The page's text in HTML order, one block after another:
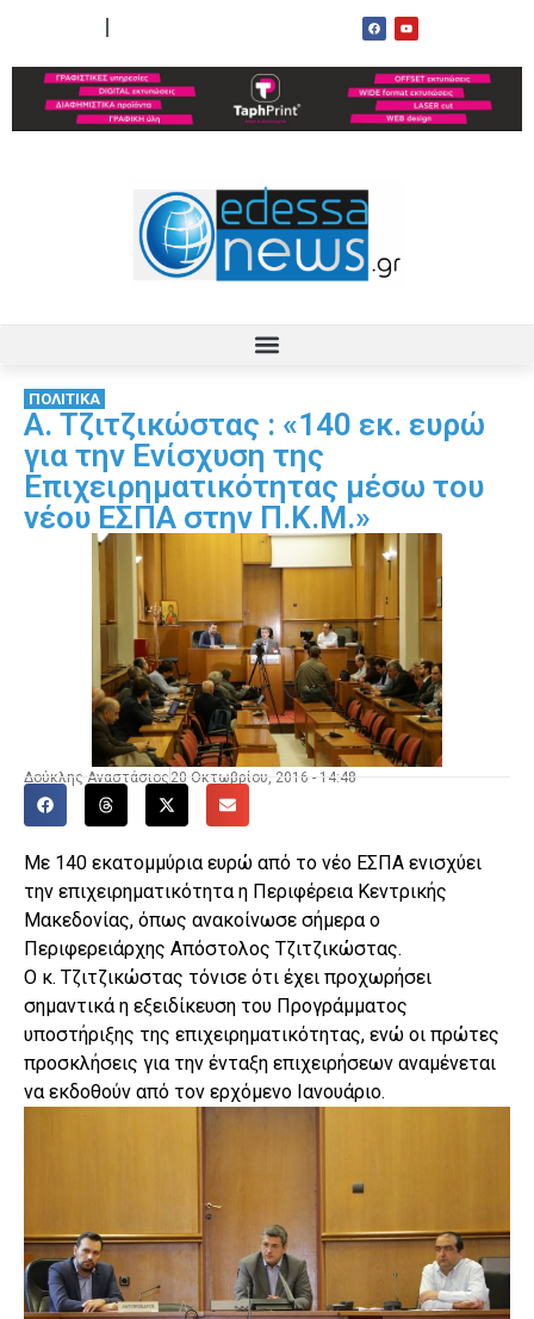
ΠΟΛΙΤΙΚΑ
Α. Τζιτζικώστας : «140 εκ. ευρώ
για την Ενίσχυση της
Επιχειρηματικότητας μέσω του
νέου ΕΣΠΑ στην Π.Κ.Μ.»
Δούκλης Αναστάσιος 20 Οκτωβρίου, 2016 - 14:48
Με 140 εκατομμύρια ευρώ από το νέο ΕΣΠΑ ενισχύει
την επιχειρηματικότητα η Περιφέρεια Κεντρικής
Μακεδονίας, όπως ανακοίνωσε σήμερα ο
Περιφερειάρχης Απόστολος Τζιτζικώστας.
Ο κ. Τζιτζικώστας τόνισε ότι έχει προχωρήσει
σημαντικά η εξειδίκευση του Προγράμματος
υποστήριξης της επιχειρηματικότητας, ενώ οι πρώτες
προσκλήσεις για την ένταξη επιχειρήσεων αναμένεται
να εκδοθούν από τον ερχόμενο Ιανουάριο.